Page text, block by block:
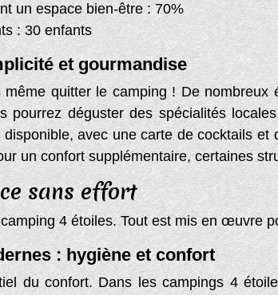
un espace bien-être : 70%
: 30 enfants
et gourmandise
quitter le camping ! De
pourrez déguster des spécialités
avec une carte de cocktails
un confort supplémentaire, certaines
sans effort
4 étoiles. Tout est mis en œuvre
: hygiène et confort
du confort. Dans les campings 4